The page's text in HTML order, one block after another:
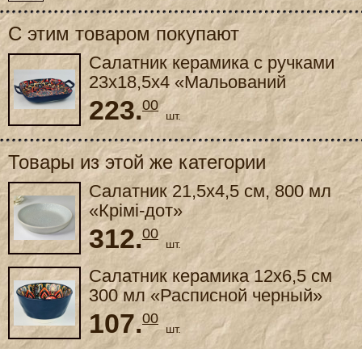
С этим товаром покупают
Салатник керамика с ручками
23x18,5x4 «Мальований
чорний»
223.00
шт.
Товары из этой же категории
Салатник 21,5x4,5 см, 800 мл
«Крімі-дот»
312.00
шт.
Салатник керамика 12x6,5 см
300 мл «Расписной черный»
107.00
шт.